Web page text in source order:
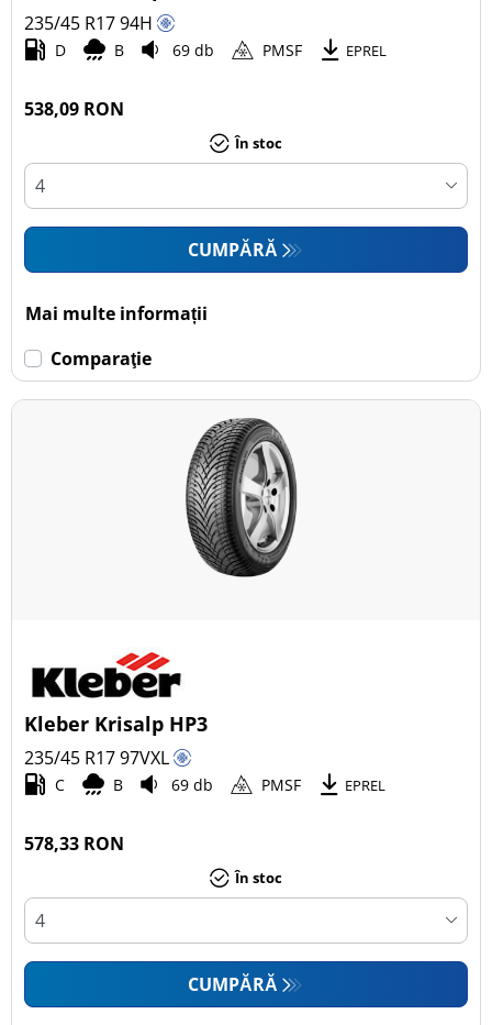
235/45 R1794H
D B 69 db PMSF EPREL
538,09 RON
În stoc
CUMPĂRĂ
Mai multe informații
Comparaţie
Kleber Krisalp HP3
235/45 R1797VXL
C B 69 db PMSF EPREL
578,33 RON
În stoc
CUMPĂRĂ